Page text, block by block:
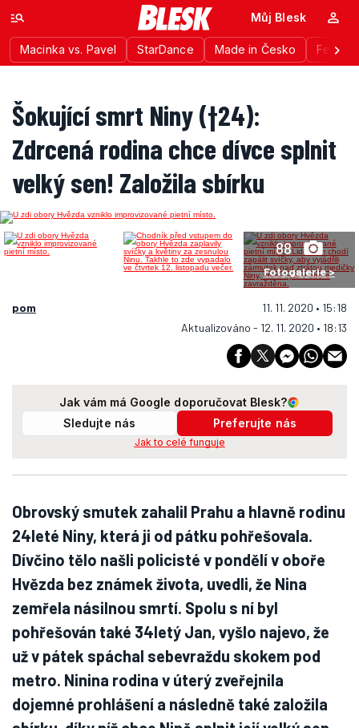
Macinka vs. Pavel StarDance Made in Česko
Můj Blesk
Šokující smrt Niny (†24):
Zdrcená rodina chce dívce splnit
velký sen! Založila sbírku
88
Fotogalerie >
pom
11. 11. 2020 • 15:18
Aktualizováno - 12. 11. 2020 • 18:13
Jak vám má Google doporučovat Blesk?
Sledujte nás
Preferujte nás
Jak to celé funguje
Obrovský smutek zahalil Prahu a hlavně rodinu
24leté Niny, která ji od pátku pohřešovala.
Dívčino tělo našli policisté v pondělí v oboře
Hvězda bez známek života, uvedli, že Nina
zemřela násilnou smrtí. Spolu s ní byl
pohřešován také 34letý Jan, vyšlo najevo, že
už v pátek spáchal sebevraždu skokem pod
metro. Ninina rodina v úterý zveřejnila
dojemné prohlášení a následně také založila